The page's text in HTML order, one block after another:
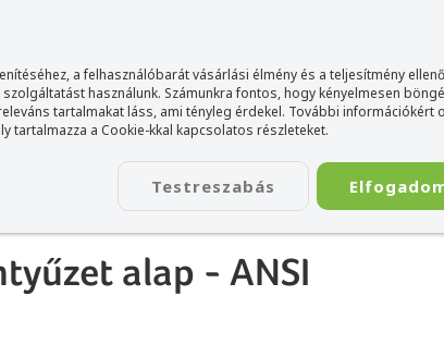
a felhasználóbarát vásárlási élmény és a teljesítmény
használunk. Számunkra fontos, hogy kényelmesen
tartalmakat láss, ami tényleg érdekel. További információkért
tartalmazza a Cookie-kkal kapcsolatos részleteket.
Testreszabás
KIEGÉSZÍTŐ KAPCSOLAT
alap - ANSI